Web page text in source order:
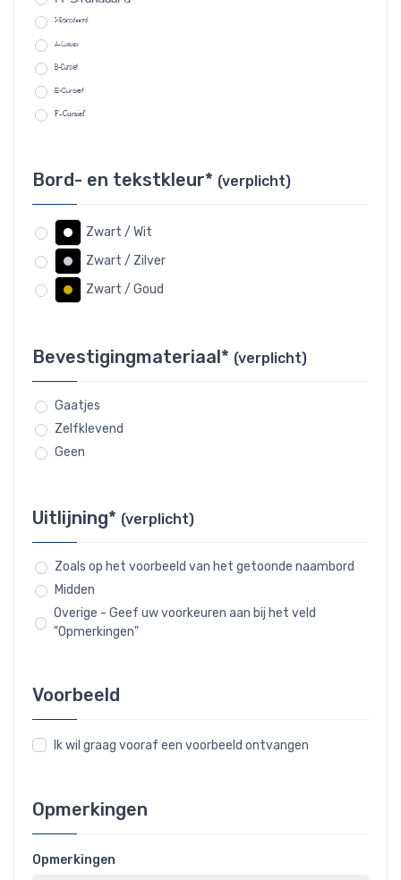
I-Standaard
A-Cursief
B-Cursief
E-Cursief
F-Cursief
Bord- en tekstkleur* (verplicht)
Zwart / Wit
Zwart / Zilver
Zwart / Goud
Bevestigingmateriaal* (verplicht)
Gaatjes
Zelfklevend
Geen
Uitlijning* (verplicht)
Zoals op het voorbeeld van het getoonde naambord
Midden
Overige - Geef uw voorkeuren aan bij het veld
"Opmerkingen"
Voorbeeld
Ik wil graag vooraf een voorbeeld ontvangen
Opmerkingen
Opmerkingen